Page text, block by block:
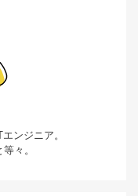
ンジニア。
々。